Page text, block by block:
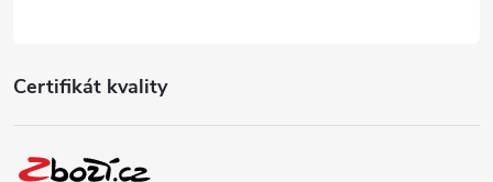
Certifikát kvality